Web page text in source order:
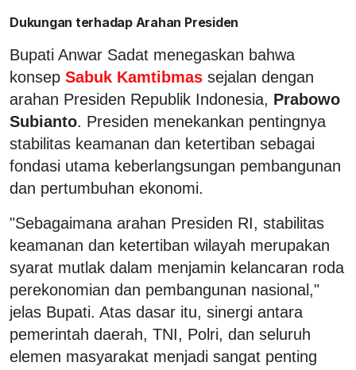
Dukungan terhadap Arahan Presiden
Bupati Anwar Sadat menegaskan bahwa
konsep Sabuk Kamtibmas sejalan dengan
arahan Presiden Republik Indonesia, Prabowo
Subianto. Presiden menekankan pentingnya
stabilitas keamanan dan ketertiban sebagai
fondasi utama keberlangsungan pembangunan
dan pertumbuhan ekonomi.
"Sebagaimana arahan Presiden RI, stabilitas
keamanan dan ketertiban wilayah merupakan
syarat mutlak dalam menjamin kelancaran roda
perekonomian dan pembangunan nasional,"
jelas Bupati. Atas dasar itu, sinergi antara
pemerintah daerah, TNI, Polri, dan seluruh
elemen masyarakat menjadi sangat penting